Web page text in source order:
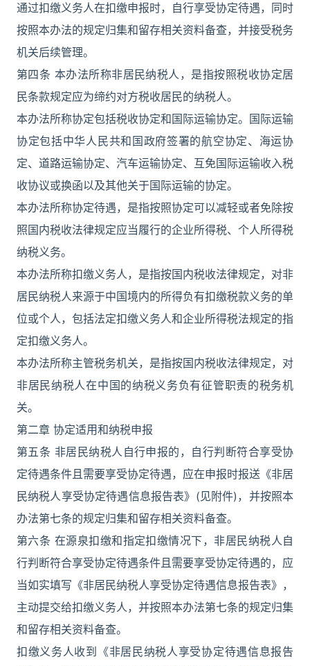
通过扣缴义务人在扣缴申报时，自行享受协定待遇，同时
按照本办法的规定归集和留存相关资料备查，并接受税务
机关后续管理。
第四条 本办法所称非居民纳税人，是指按照税收协定居
民条款规定应为缔约对方税收居民的纳税人。
本办法所称协定包括税收协定和国际运输协定。国际运输
协定包括中华人民共和国政府签署的航空协定、海运协
定、道路运输协定、汽车运输协定、互免国际运输收入税
收协议或换函以及其他关于国际运输的协定。
本办法所称协定待遇，是指按照协定可以减轻或者免除按
照国内税收法律规定应当履行的企业所得税、个人所得税
纳税义务。
本办法所称扣缴义务人，是指按国内税收法律规定，对非
居民纳税人来源于中国境内的所得负有扣缴税款义务的单
位或个人，包括法定扣缴义务人和企业所得税法规定的指
定扣缴义务人。
本办法所称主管税务机关，是指按国内税收法律规定，对
非居民纳税人在中国的纳税义务负有征管职责的税务机
关。
第二章 协定适用和纳税申报
第五条 非居民纳税人自行申报的，自行判断符合享受协
定待遇条件且需要享受协定待遇，应在申报时报送《非居
民纳税人享受协定待遇信息报告表》(见附件)，并按照本
办法第七条的规定归集和留存相关资料备查。
第六条 在源泉扣缴和指定扣缴情况下，非居民纳税人自
行判断符合享受协定待遇条件且需要享受协定待遇的，应
当如实填写《非居民纳税人享受协定待遇信息报告表》，
主动提交给扣缴义务人，并按照本办法第七条的规定归集
和留存相关资料备查。
扣缴义务人收到《非居民纳税人享受协定待遇信息报告